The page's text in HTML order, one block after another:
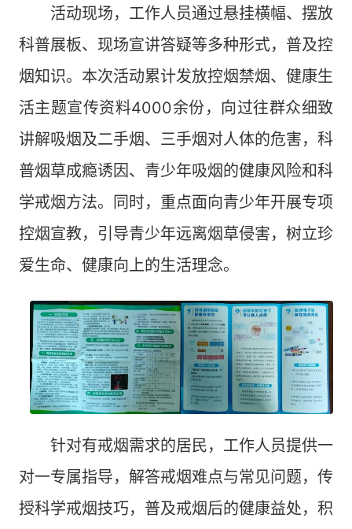
活动现场，工作人员通过悬挂横幅、摆放
科普展板、现场宣讲答疑等多种形式，普及控
烟知识。本次活动累计发放控烟禁烟、健康生
活主题宣传资料4000余份，向过往群众细致
讲解吸烟及二手烟、三手烟对人体的危害，科
普烟草成瘾诱因、青少年吸烟的健康风险和科
学戒烟方法。同时，重点面向青少年开展专项
控烟宣教，引导青少年远离烟草侵害，树立珍
爱生命、健康向上的生活理念。
针对有戒烟需求的居民，工作人员提供一
对一专属指导，解答戒烟难点与常见问题，传
授科学戒烟技巧，普及戒烟后的健康益处，积